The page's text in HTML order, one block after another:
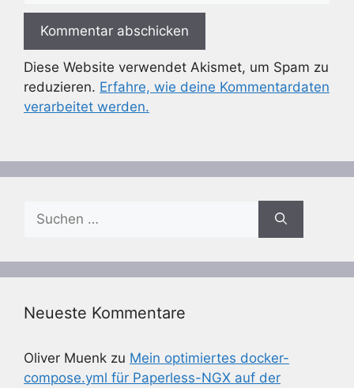
Diese Website verwendet Akismet, um Spam zu
reduzieren. Erfahre, wie deine Kommentardaten
verarbeitet werden.
nach:
Neueste Kommentare
Oliver Muenk zu Mein optimiertes docker-
compose.yml für Paperless-NGX auf der